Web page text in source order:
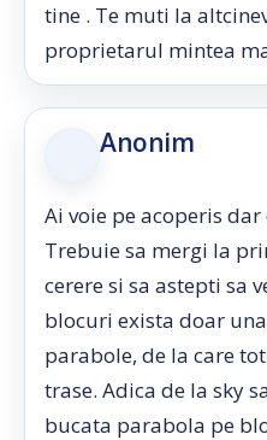
tine . Te muti la
proprietarul mintea
Anonim
Ai voie pe acoperis
Trebuie sa mergi la
cerere si sa astepti sa
blocuri exista doar
parabole, de la care
trase. Adica de la sky
bucata parabola pe